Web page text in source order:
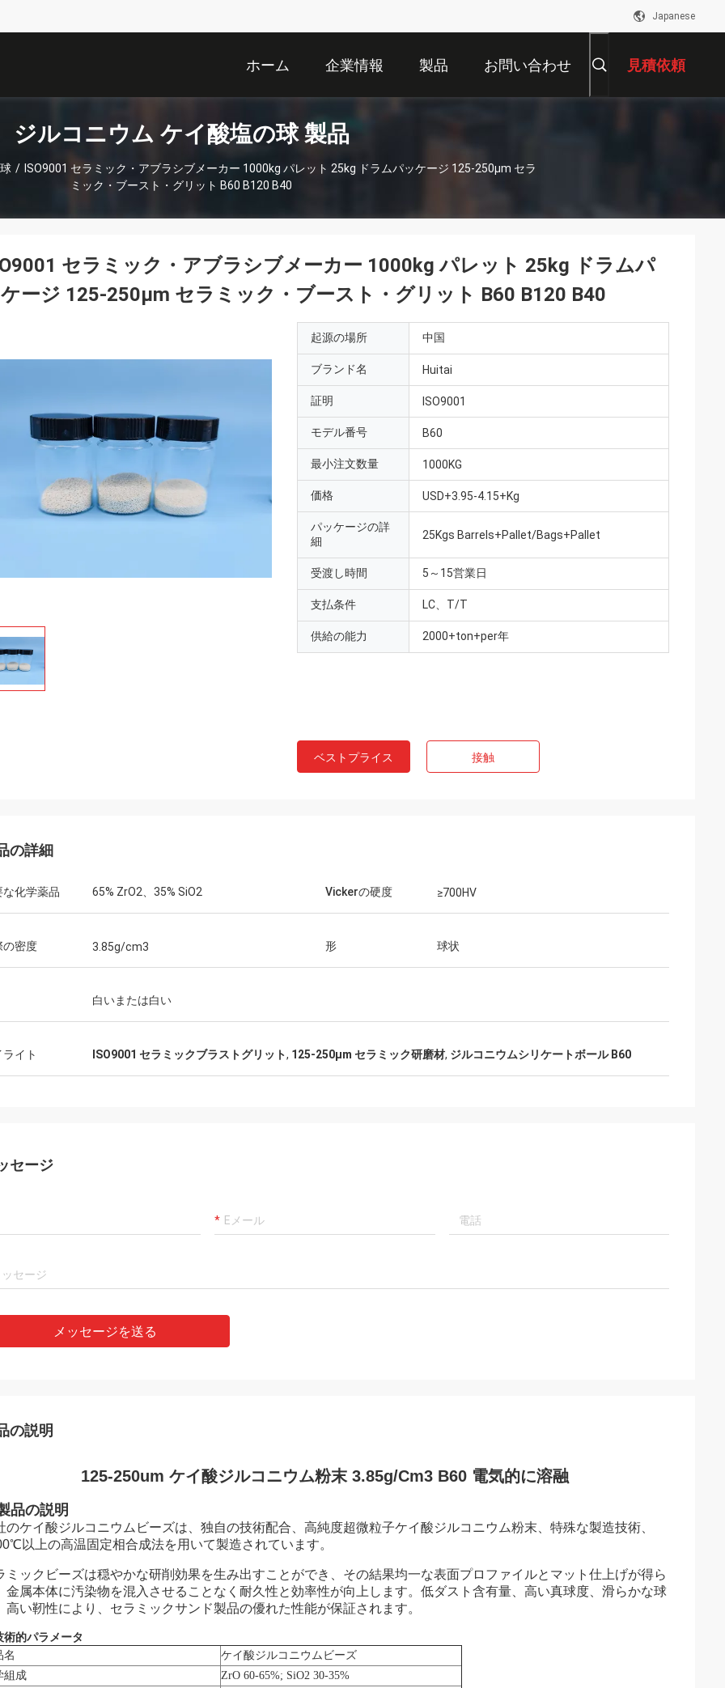
Japanese
ホーム 企業情報 製品 お問い合わせ 見積依頼
ジルコニウム ケイ酸塩の球 製品
/ ISO9001 セラミック・アブラシブメーカー 1000kg パレット 25kg ドラムパッケージ 125-250μm セラ
ミック・ブースト・グリット B60 B120 B40
セラミック・アブラシブメーカー 1000kg パレット 25kg ドラムパ
ージ 125-250μm セラミック・ブースト・グリット B60 B120 B40
起源の場所 中国
ブランド名 Huitai
証明 ISO9001
モデル番号 B60
最小注文数量 1000KG
価格 USD+3.95-4.15+Kg
パッケージの詳
細
25Kgs Barrels+Pallet/Bags+Pallet
受渡し時間 5～15営業日
支払条件 LC、T/T
供給の能力 2000+ton+per年
ベストプライス 接触
の詳細
な化学薬品 65% ZrO2、35% SiO2 Vickerの硬度 ≥700HV
の密度 3.85g/cm3 形 球状
白いまたは白い
イト ISO9001 セラミックブラストグリット, 125-250μm セラミック研磨材, ジルコニウムシリケートボール B60
セージ
メッセージを送る
の説明
125-250um ケイ酸ジルコニウム粉末 3.85g/Cm3 B60 電気的に溶融
品の説明
のケイ酸ジルコニウムビーズは、独自の技術配合、高純度超微粒子ケイ酸ジルコニウム粉末、特殊な製造技術、
以上の高温固定相合成法を用いて製造されています。
ミックビーズは穏やかな研削効果を生み出すことができ、その結果均一な表面プロファイルとマット仕上げが得ら
金属本体に汚染物を混入させることなく耐久性と効率性が向上します。低ダスト含有量、高い真球度、滑らかな球
高い靭性により、セラミックサンド製品の優れた性能が保証されます。
術的パラメータ
名
ケイ酸ジルコニウムビーズ
組成
ZrO 60-65%; SiO2 30-35%